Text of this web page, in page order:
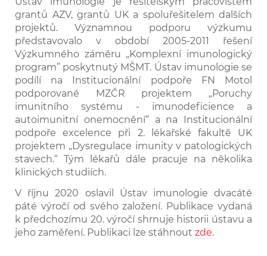
grantů AZV, grantů UK a spoluřešitelem dalších
projektů. Významnou podporu výzkumu
představovalo v období 2005-2011 řešení
Výzkumného záměru „Komplexní imunologický
program” poskytnutý MŠMT. Ústav imunologie se
podílí na Institucionální podpoře FN Motol
podporované MZČR projektem „Poruchy
imunitního systému - imunodeficience a
autoimunitní onemocnění“ a na Institucionální
podpoře excelence při 2. lékařské fakultě UK
projektem „Dysregulace imunity v patologických
stavech.“ Tým lékařů dále pracuje na několika
klinických studiích.
V říjnu 2020 oslavil Ústav imunologie dvacáté
páté výročí od svého založení. Publikace vydaná
k předchozímu 20. výročí shrnuje historii ústavu a
jeho zaměření. Publikaci lze stáhnout zde.